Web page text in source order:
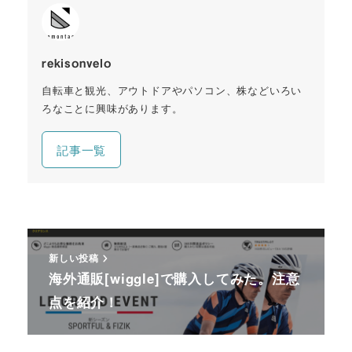
rekisonvelo
自転車と観光、アウトドアやパソコン、株などいろい
ろなことに興味があります。
記事一覧
新しい投稿
海外通販[wiggle]で購入してみた。注意
点を紹介！